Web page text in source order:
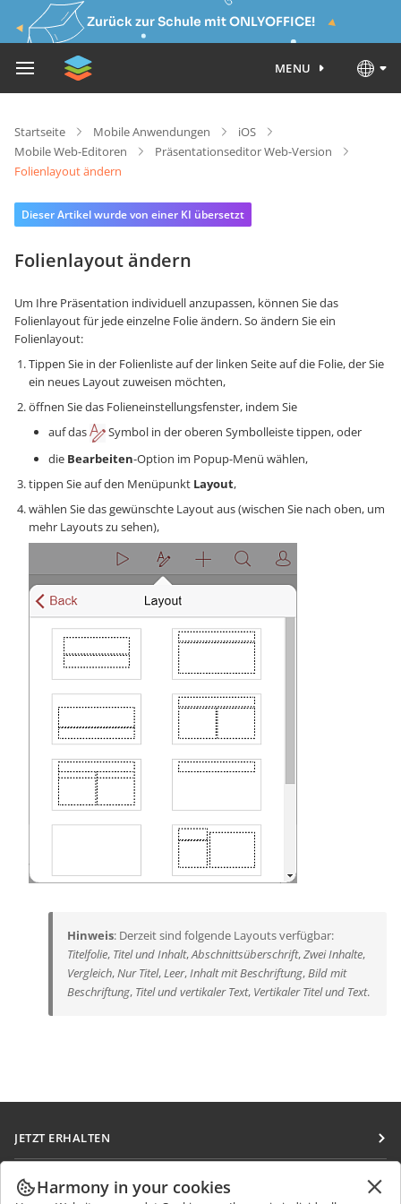
Zurück zur Schule mit ONLYOFFICE!
MENU
Startseite Mobile Anwendungen
iOS
Mobile Web-Editoren
Präsentationseditor Web-Version
Folienlayout ändern
Dieser Artikel wurde von einer KI übersetzt
Folienlayout ändern
Um Ihre Präsentation individuell anzupassen, können Sie das
Folienlayout für jede einzelne Folie ändern. So ändern Sie ein
Folienlayout:
Tippen Sie in der Folienliste auf der linken Seite auf die Folie, der Sie
ein neues Layout zuweisen möchten,
öffnen Sie das Folieneinstellungsfenster, indem Sie
auf das
Symbol in der oberen Symbolleiste tippen, oder
die Bearbeiten-Option im Popup-Menü wählen,
tippen Sie auf den Menüpunkt Layout,
wählen Sie das gewünschte Layout aus (wischen Sie nach oben, um
mehr Layouts zu sehen),
Hinweis: Derzeit sind folgende Layouts verfügbar:
Titelfolie, Titel und Inhalt,Abschnittsüberschrift,Zwei Inhalte,
Vergleich,Nur Titel,Leer,Inhalt mit Beschriftung,Bild mit
Beschriftung, Titel und vertikaler Text, Vertikaler Titel und Text.
JETZT ERHALTEN
Docs
DocSpace
ZUSAMMENARBEITEN
Harmony in your cookies